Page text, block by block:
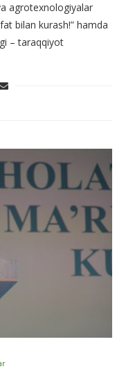
agrotexnologiyalar
bilan kurash!” hamda
– taraqqiyot